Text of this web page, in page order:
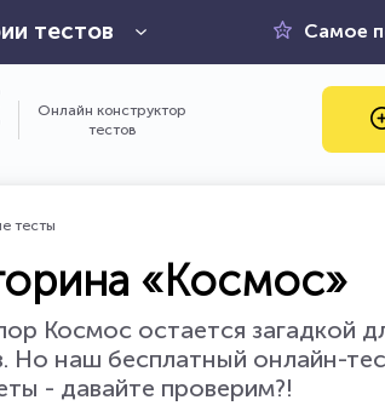
тестов Самое
Онлайн конструктор
тестов
тесты
«Космос»
Космос остается загадкой
Но наш бесплатный онлайн-
- давайте проверим?!